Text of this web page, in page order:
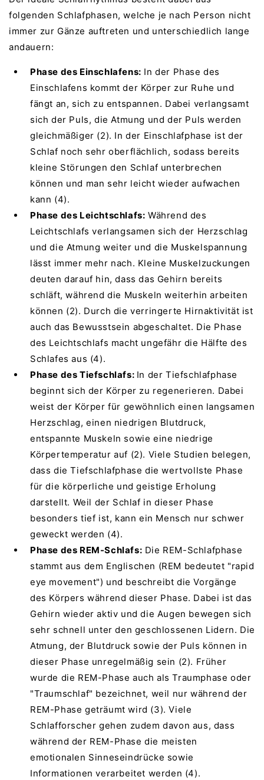
folgenden Schlafphasen, welche je nach Person nicht
immer zur Gänze auftreten und unterschiedlich lange
andauern:
Phase des Einschlafens: In der Phase des
Einschlafens kommt der Körper zur Ruhe und
fängt an, sich zu entspannen. Dabei verlangsamt
sich der Puls, die Atmung und der Puls werden
gleichmäßiger (2). In der Einschlafphase ist der
Schlaf noch sehr oberflächlich, sodass bereits
kleine Störungen den Schlaf unterbrechen
können und man sehr leicht wieder aufwachen
kann (4).
Phase des Leichtschlafs: Während des
Leichtschlafs verlangsamen sich der Herzschlag
und die Atmung weiter und die Muskelspannung
lässt immer mehr nach. Kleine Muskelzuckungen
deuten darauf hin, dass das Gehirn bereits
schläft, während die Muskeln weiterhin arbeiten
können (2). Durch die verringerte Hirnaktivität ist
auch das Bewusstsein abgeschaltet. Die Phase
des Leichtschlafs macht ungefähr die Hälfte des
Schlafes aus (4).
Phase des Tiefschlafs: In der Tiefschlafphase
beginnt sich der Körper zu regenerieren. Dabei
weist der Körper für gewöhnlich einen langsamen
Herzschlag, einen niedrigen Blutdruck,
entspannte Muskeln sowie eine niedrige
Körpertemperatur auf (2). Viele Studien belegen,
dass die Tiefschlafphase die wertvollste Phase
für die körperliche und geistige Erholung
darstellt. Weil der Schlaf in dieser Phase
besonders tief ist, kann ein Mensch nur schwer
geweckt werden (4).
Phase des REM-Schlafs: Die REM-Schlafphase
stammt aus dem Englischen (REM bedeutet "rapid
eye movement") und beschreibt die Vorgänge
des Körpers während dieser Phase. Dabei ist das
Gehirn wieder aktiv und die Augen bewegen sich
sehr schnell unter den geschlossenen Lidern. Die
Atmung, der Blutdruck sowie der Puls können in
dieser Phase unregelmäßig sein (2). Früher
wurde die REM-Phase auch als Traumphase oder
"Traumschlaf" bezeichnet, weil nur während der
REM-Phase geträumt wird (3). Viele
Schlafforscher gehen zudem davon aus, dass
während der REM-Phase die meisten
emotionalen Sinneseindrücke sowie
Informationen verarbeitet werden (4).